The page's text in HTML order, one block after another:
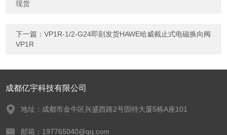
现货
下一篇：VP1R-1/2-G24即刻发货HAWE哈威截止式电磁换向阀
VP1R
成都亿宇科技有限公司
地址：成都市金牛区兴盛西路2号固特大厦5栋A座101
邮箱：197765040@qq.com